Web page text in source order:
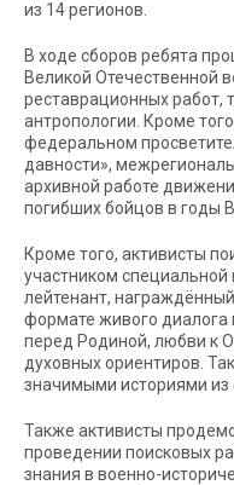
из 14 регионов.
В ходе сборов ребята
Великой Отечественной
реставрационных работ,
антропологии. Кроме
федеральном
давности»,
архивной работе
погибших бойцов в годы
Кроме того, активисты
участником
лейтенант,
формате живого диалога
перед Родиной, любви к
духовных ориентиров.
значимыми историями из
Также активисты
проведении поисковых
знания в военно-